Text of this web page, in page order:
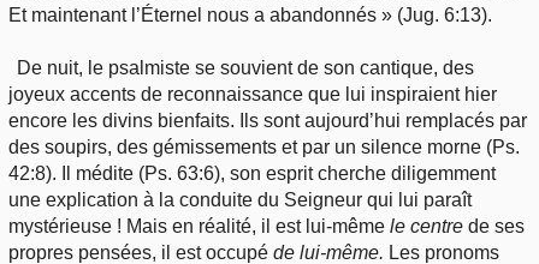
Et maintenant l’Éternel nous a abandonnés » (Jug. 6:13).
De nuit, le psalmiste se souvient de son cantique, des
joyeux accents de reconnaissance que lui inspiraient hier
encore les divins bienfaits. Ils sont aujourd’hui remplacés par
des soupirs, des gémissements et par un silence morne (Ps.
42:8). Il médite (Ps. 63:6), son esprit cherche diligemment
une explication à la conduite du Seigneur qui lui paraît
mystérieuse ! Mais en réalité, il est lui-même le centre de ses
propres pensées, il est occupé de lui-même. Les pronoms